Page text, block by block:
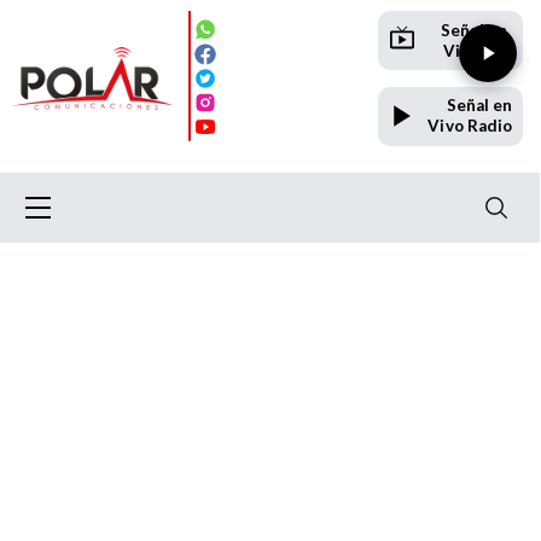
Señal en
Vivo TV
Señal en
Vivo Radio